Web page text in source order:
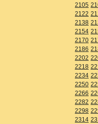
2105
2122
2138
2154
2170
2186
2202
2218
2234
2250
2266
2282
2298
2314